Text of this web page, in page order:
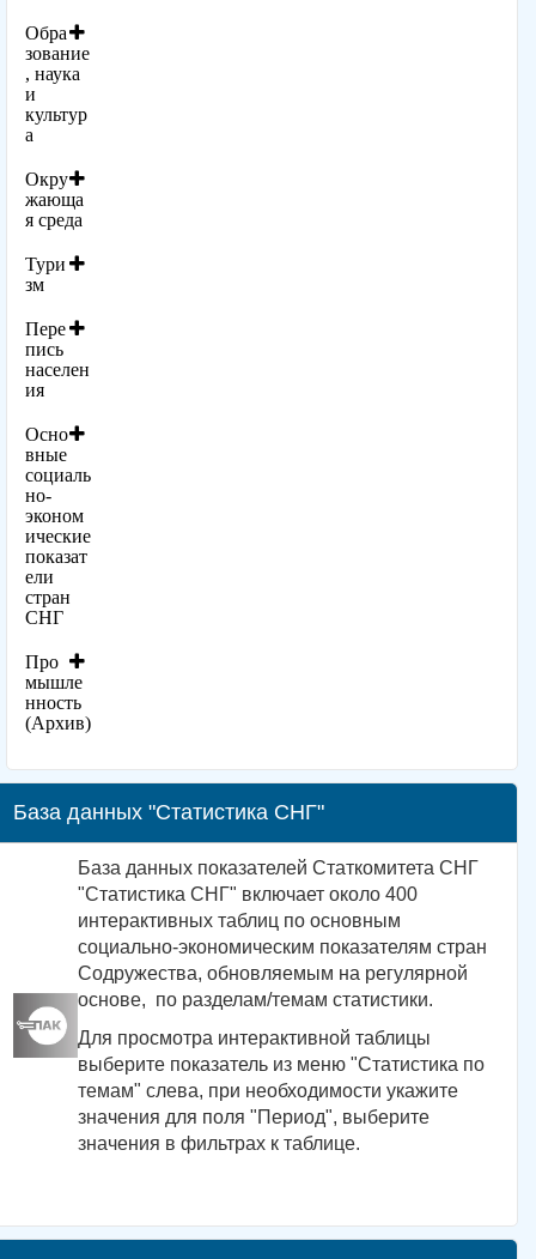
Обра
зование
, наука
и
культур
а
Окру
жающа
я среда
Тури
зм
Пере
пись
населен
ия
Осно
вные
социаль
но-
эконом
ические
показат
ели
стран
СНГ
Про
мышле
нность
(Архив)
База данных "Статистика СНГ"
База данных показателей Статкомитета СНГ
"Статистика СНГ" включает около 400
интерактивных таблиц по основным
социально-экономическим показателям стран
Содружества, обновляемым на регулярной
основе, по разделам/темам статистики.
Для просмотра интерактивной таблицы
выберите показатель из меню "Статистика по
темам" слева, при необходимости укажите
значения для поля "Период", выберите
значения в фильтрах к таблице.